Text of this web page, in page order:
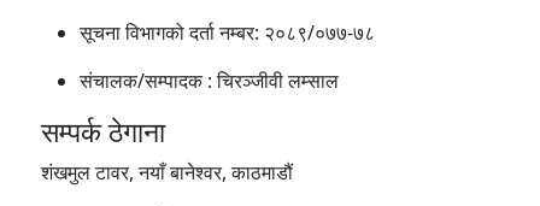
सूचना विभागको दर्ता नम्बर: २०८९/०७७-७८
संचालक/सम्पादक :चिरञ्जीवी लम्साल
सम्पर्क ठेगाना
शंखमुल टावर, नयाँ बानेश्वर, काठमाडौं